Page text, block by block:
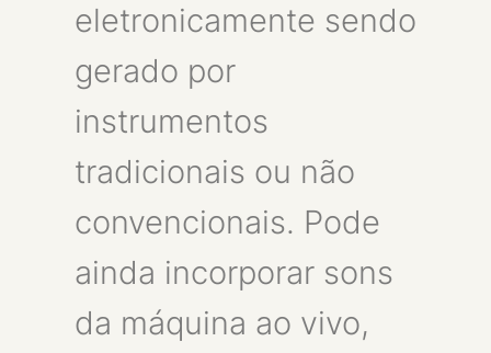
eletronicamente sendo
gerado por
instrumentos
tradicionais ou não
convencionais. Pode
ainda incorporar sons
da máquina ao vivo,